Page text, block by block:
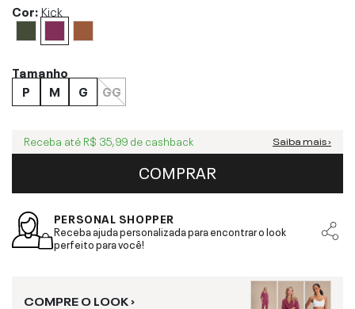
Cor:Kick
Tamanho
P
M G GG
Receba até R$ 35,99 de cashback Saiba mais ›
COMPRAR
PERSONAL SHOPPER
Receba ajuda personalizada para encontrar o look
perfeito para você!
COMPRE O LOOK ›